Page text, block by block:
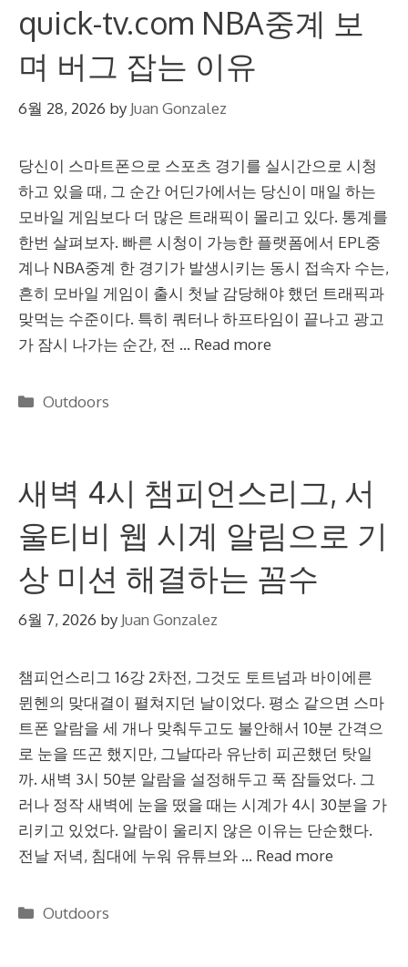
quick-tv.com NBA중계 보
며 버그 잡는 이유
6월 28, 2026 by Juan Gonzalez
당신이 스마트폰으로 스포츠 경기를 실시간으로 시청
하고 있을 때, 그 순간 어딘가에서는 당신이 매일 하는
모바일 게임보다 더 많은 트래픽이 몰리고 있다. 통계를
한번 살펴보자. 빠른 시청이 가능한 플랫폼에서 EPL중
계나 NBA중계 한 경기가 발생시키는 동시 접속자 수는,
흔히 모바일 게임이 출시 첫날 감당해야 했던 트래픽과
맞먹는 수준이다. 특히 쿼터나 하프타임이 끝나고 광고
가 잠시 나가는 순간, 전 … Read more
Categories
Outdoors
새벽 4시 챔피언스리그, 서
울티비 웹 시계 알림으로 기
상 미션 해결하는 꼼수
6월 7, 2026 by Juan Gonzalez
챔피언스리그 16강 2차전, 그것도 토트넘과 바이에른
뮌헨의 맞대결이 펼쳐지던 날이었다. 평소 같으면 스마
트폰 알람을 세 개나 맞춰두고도 불안해서 10분 간격으
로 눈을 뜨곤 했지만, 그날따라 유난히 피곤했던 탓일
까. 새벽 3시 50분 알람을 설정해두고 푹 잠들었다. 그
러나 정작 새벽에 눈을 떴을 때는 시계가 4시 30분을 가
리키고 있었다. 알람이 울리지 않은 이유는 단순했다.
전날 저녁, 침대에 누워 유튜브와 … Read more
Categories
Outdoors